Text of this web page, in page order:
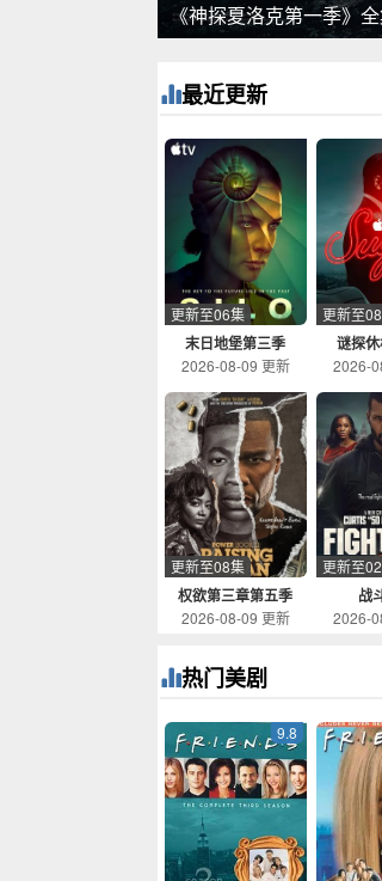
《神探夏洛克第一季》
最近更新
末日地堡第三季
更新至06集
2026-08-09 更新
谜探
更新至
2026-
权欲第三章第五季
更新至08集
2026-08-09 更新
战
更新至
2026-
热门美剧
9.8